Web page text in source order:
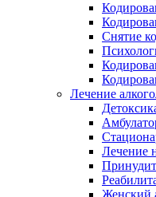
Снятие
Лечение
Лечение
Женский